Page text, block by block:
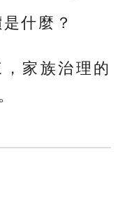
什麼？
家族治理的